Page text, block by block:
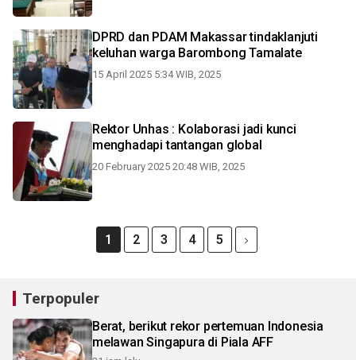
DPRD dan PDAM Makassar tindaklanjuti
keluhan warga Barombong Tamalate
15 April 2025 5:34 WIB, 2025
Rektor Unhas : Kolaborasi jadi kunci
menghadapi tantangan global
20 February 2025 20:48 WIB, 2025
1 2 3 4 5
Terpopuler
Berat, berikut rekor pertemuan Indonesia
melawan Singapura di Piala AFF